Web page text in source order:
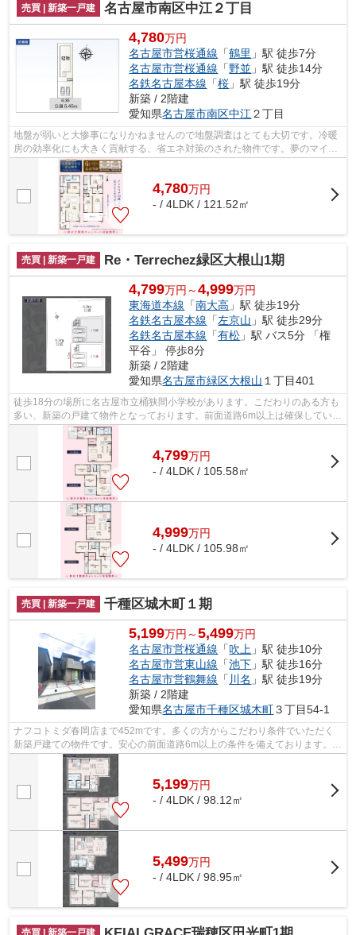
売買 | 新築一戸建 名古屋市南区中江２丁目
4,780万円
名古屋市営桜通線 「鶴里 」駅 徒歩7分
名古屋市営桜通線 「野並 」駅 徒歩14分
名鉄名古屋本線 「桜 」駅 徒歩19分
新築 / 2階建
愛知県名古屋市南区中江２丁目
地盤が弱いと大惨事になりかねませんので地盤調査はとても大切です。冷暖
房の効率化にも大きく貢献する、省エネ対策のされた物件です。夢のマイホ
ームは思い切って新築の戸建てはいか...
4,780万円
- / 4LDK / 121.52㎡
売買 | 新築一戸建 Re・Terrechez緑区大根山1期
4,799万円～4,999万円
東海道本線 「南大高 」駅 徒歩19分
名鉄名古屋本線 「左京山 」駅 徒歩29分
名鉄名古屋本線 「有松 」駅 バス5分 「権
平谷」 停歩8分
新築 / 2階建
愛知県名古屋市緑区大根山 １丁目401
徒歩18分の場所に名古屋市立桶狭間小学校があります。こだわりのある方も
多い、新築の戸建て物件となっております。前面道路6m以上は確保している
ので車の出し入れもラクラクです。地...
4,799万円
- / 4LDK / 105.58㎡
4,999万円
- / 4LDK / 105.98㎡
売買 | 新築一戸建 千種区城木町１期
5,199万円～5,499万円
名古屋市営桜通線 「吹上 」駅 徒歩10分
名古屋市営東山線 「池下 」駅 徒歩16分
名古屋市営鶴舞線 「 川名 」駅 徒歩19分
新築 / 2階建
愛知県名古屋市千種区城木町３丁目54-1
ナフコトミダ春岡店まで452mです。多くの方からこだわり条件でいただく
新築戸建ての物件です。安心の前面道路6m以上の条件を備えております。地
盤調査済みの物件です。
5,199万円
- / 4LDK / 98.12㎡
5,499万円
- / 4LDK / 98.95㎡
売買 | 新築一戸建